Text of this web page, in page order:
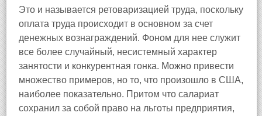
Это и называется ретоваризацией труда, поскольку
оплата труда происходит в основном за счет
денежных вознаграждений. Фоном для нее служит
все более случайный, несистемный характер
занятости и конкурентная гонка. Можно привести
множество примеров, но то, что произошло в США,
наиболее показательно. Притом что салариат
сохранил за собой право на льготы предприятия,